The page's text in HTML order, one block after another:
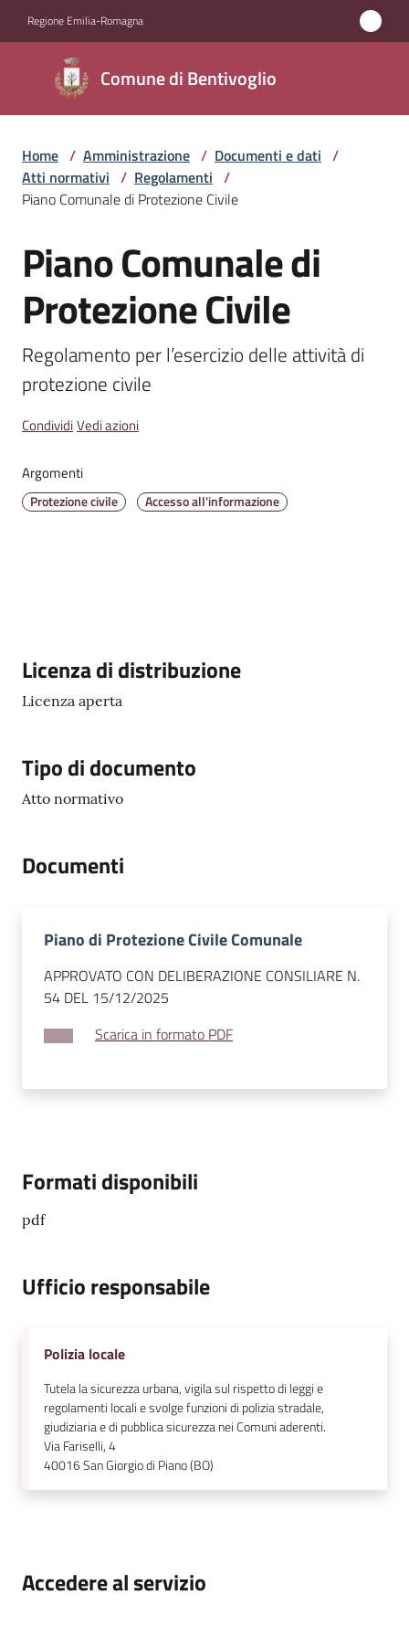
Regione Emilia-Romagna
Comune di Bentivoglio
Comune di
Bentivoglio
Amministrazione
Menu selezionato
Servizi
Vivere
Trasparente
e
t
o
o
o
n
i
n
Tutti
argomenti...
su
Home / Amministrazione / Documenti e dati /
Atti normativi / Regolamenti /
Piano Comunale di Protezione Civile
Salta al contenuto
Piano Comunale di
Protezione Civile
Regolamento per l’esercizio delle attività di
protezione civile
CondividiVedi azioni
Argomenti
Protezione civile Accesso all'informazione
Descrizione
Licenza di distribuzione
Licenza aperta
Tipo di documento
Atto normativo
Documenti
Piano di Protezione Civile Comunale
APPROVATO CON DELIBERAZIONE CONSILIARE N.
54 DEL 15/12/2025
Scarica in formato PDF
Formati disponibili
pdf
Ufficio responsabile
Polizia locale
Tutela la sicurezza urbana, vigila sul rispetto di leggi e
regolamenti locali e svolge funzioni di polizia stradale,
giudiziaria e di pubblica sicurezza nei Comuni aderenti.
Via Fariselli, 4
40016San Giorgio di Piano (BO)
Accedere al servizio